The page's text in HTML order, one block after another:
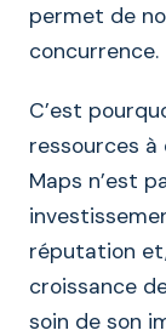
permet de
concurrence.
C’est
ressources
Maps n’est
réputation
croissance
soin de son